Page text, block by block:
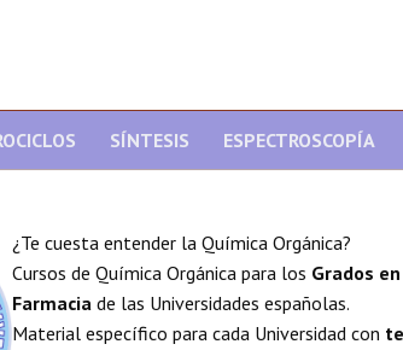
SÍNTESIS ESPECTROSCOPÍA
¿Te cuesta entender la Química Orgánica?
Cursos de Química Orgánica para los Grados
Farmacia de las Universidades españolas.
Material específico para cada Universidad con